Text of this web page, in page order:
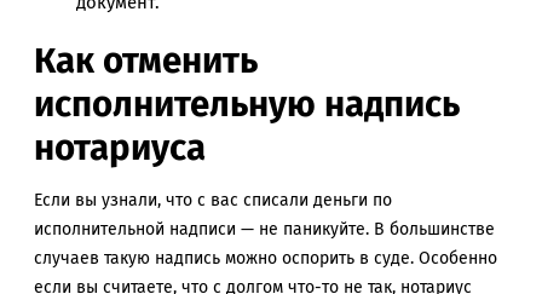
Как отменить
исполнительную надпись
нотариуса
Если вы узнали, что с вас списали деньги по
исполнительной надписи — не паникуйте. В большинстве
случаев такую надпись можно оспорить в суде. Особенно
если вы считаете, что с долгом что-то не так, нотариус